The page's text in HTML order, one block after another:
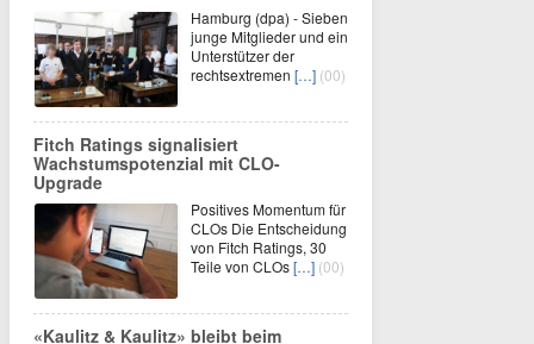
Hamburg (dpa) - Sieben
junge Mitglieder und ein
Unterstützer der
rechtsextremen […] (00)
Fitch Ratings signalisiert
Wachstumspotenzial mit CLO-
Upgrade
Positives Momentum für
CLOs Die Entscheidung
von Fitch Ratings, 30
Teile von CLOs[…] (00)
«Kaulitz & Kaulitz» bleibt beim